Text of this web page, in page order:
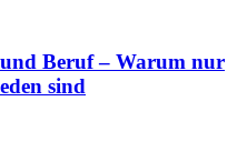
Beruf – Warum nur
sind